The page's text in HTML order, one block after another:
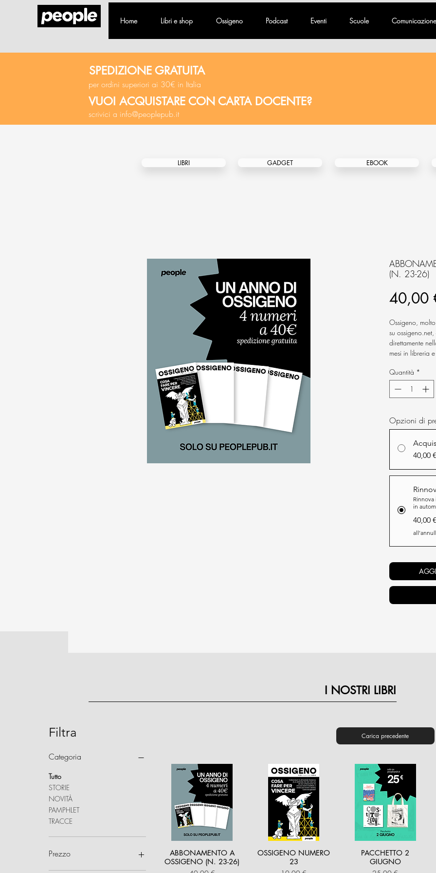
Home Libri e shop Ossigeno Podcast Eventi Scuole Comunicazione
SPEDIZIONE GRATUITA
per ordini superiori ai 30€ in Italia
VUOI ACQUISTARE CON CARTA DOCENTE?
scrivici a info@peoplepub.it
LIBRI GADGET EBOOK
(N. 23-26)
40,00
Ossigeno,
su
direttamente
mesi in libreria
Il nostro punto
People, un
leggete,
Ossigeno, la
incluse.
uscita a
Quantità *
Opzioni di
40,00 €
in
40,00 €
I NOSTRI LIBRI
Filtra
Categoria
Tutto
STORIE
NOVITÀ
PAMPHLET
TRACCE
Prezzo
Carica precedente
ABBONAMENTO A
OSSIGENO (N. 23-26)
OSSIGENO NUMERO
23
PACCHETTO 2
GIUGNO